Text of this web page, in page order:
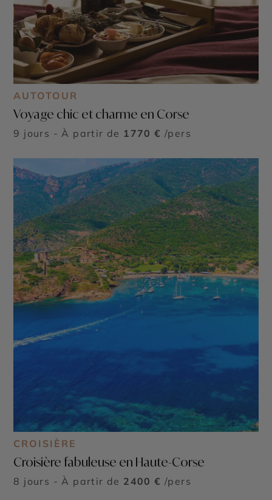
AUTOTOUR
Voyage chic et charme en Corse
9 jours - À partir de 1770 € /pers
CROISIÈRE
Croisière fabuleuse en Haute-Corse
8 jours - À partir de 2400 € /pers